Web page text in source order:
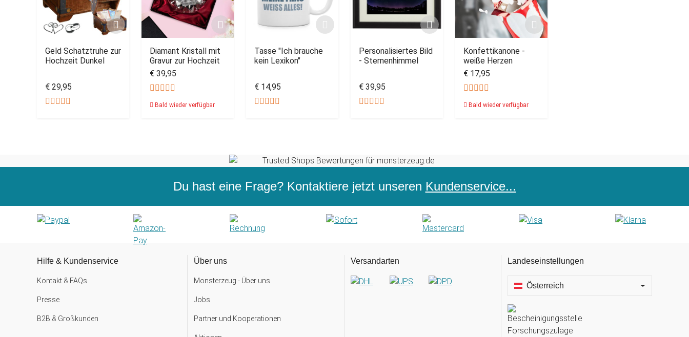
Geld Schatztruhe zur
Hochzeit Dunkel
€ 29,95
Diamant Kristall mit
Gravur zur Hochzeit
€ 39,95
Bald wieder verfügbar
Tasse "Ich brauche
kein Lexikon"
€ 14,95
Personalisiertes Bild
- Sternenhimmel
€ 39,95
Konfettikanone -
weiße Herzen
€ 17,95
Bald wieder verfügbar
Du hast eine Frage? Kontaktiere jetzt unseren Kundenservice...
Hilfe & Kundenservice
Kontakt & FAQs
Presse
B2B & Großkunden
Über uns
Monsterzeug - Über uns
Jobs
Partner und Kooperationen
Versandarten Landeseinstellungen
Österreich